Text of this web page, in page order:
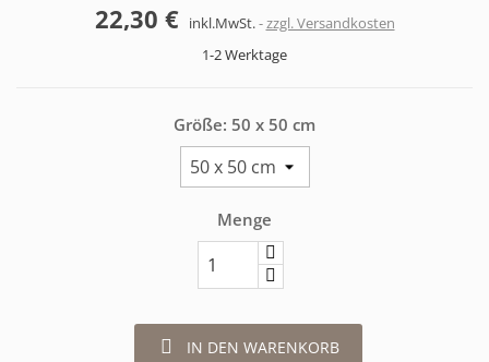
22,30 € inkl.MwSt. zzgl. Versandkosten
1-2 Werktage
Größe: 50 x 50 cm
Menge
 IN DEN WARENKORB